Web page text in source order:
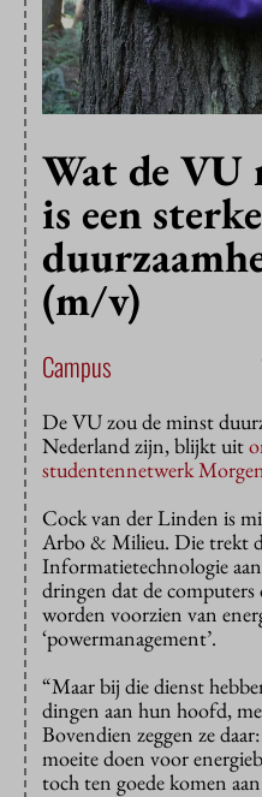
Wat de VU
is een sterke
(m/v)
Campus
De VU zou de minst
Nederland zijn, blijkt uit
studentennetwerk Morgen
Cock van der Linden is
Arbo & Milieu. Die trekt
Informatietechnologie
dringen dat de computers
worden voorzien van
‘powermanagement’.
“Maar bij die dienst
dingen aan hun hoofd,
Bovendien zeggen ze
moeite doen voor
toch ten goede komen